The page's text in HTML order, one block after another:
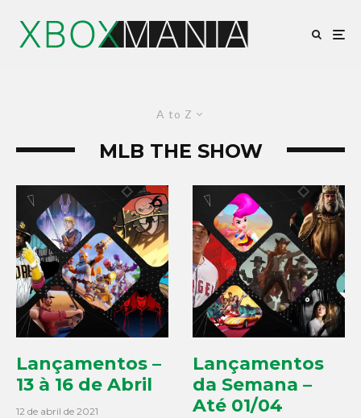
A to Z
MLB THE SHOW
Lançamentos –
13 à 16 de Abril
12 de abril de 2021
Lançamentos
da Semana –
Até 01/04